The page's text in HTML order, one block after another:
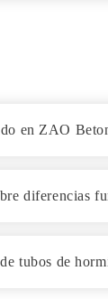
en ZAO
diferencias
tubos de